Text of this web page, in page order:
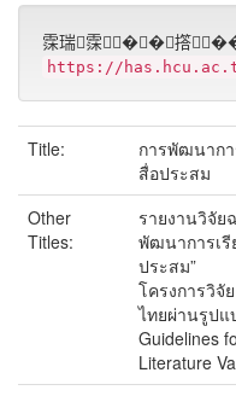
霂瑞霂��撘
https://
Title:
การพัฒนาก
สื่อประสม
Other
Titles:
รายงานวิจัย
พัฒนาการเ
ประสม”
โครงการวิ
ไทยผ่านรูปแ
Guidelines
Literature